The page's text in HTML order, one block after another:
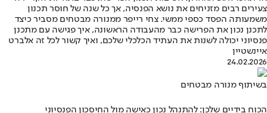
צעירים רבים מזניחים את נושא הפנסיה, אך כל שנה של חוסר תכנון
משמעותה הפסד כספי ממשי. צחי רייפר ממנורה מבטחים מסביר כיצד
לתכנן נכון את הפרישה כבר מהעבודה הראשונה, איך פגישה עם מתכנן
פנסיוני יכולה לשנות את העתיד הכלכלי שלכם, ואיך קשור לכל זה אלברט
איינשטיין
24.02.2026
בשיתוף מנורה מבטחים
הכוח בידיים שלכן: להתנהל נכון כאישה מול החיסכון הפנסיוני